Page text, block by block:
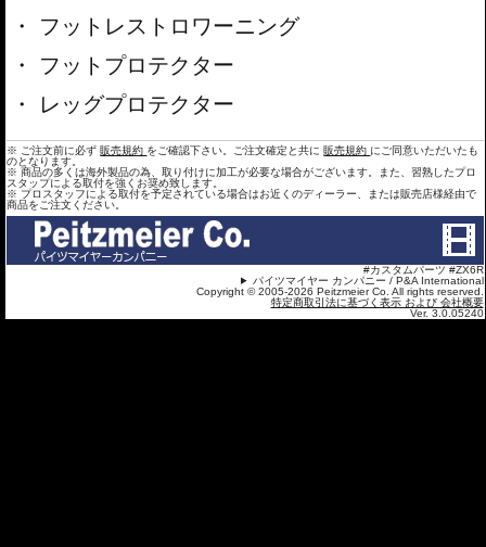
フットレストロワーニング
フットプロテクター
レッグプロテクター
※ ご注文前に必ず 販売規約 をご確認下さい。ご注文確定と共に 販売規約 にご同意いただいたも
のとなります。
※ 商品の多くは海外製品の為、取り付けに加工が必要な場合がございます。また、習熟したプロ
スタップによる取付を強くお奨め致します。
※ プロスタッフによる取付を予定されている場合はお近くのディーラー、または販売店様経由で
商品をご注文ください。
#カスタムパーツ #ZX6R
パイツマイヤー カンパニー / P&A International
Copyright © 2005-2026 Peitzmeier Co. All rights reserved.
特定商取引法に基づく表示 および 会社概要
Ver. 3.0.05240